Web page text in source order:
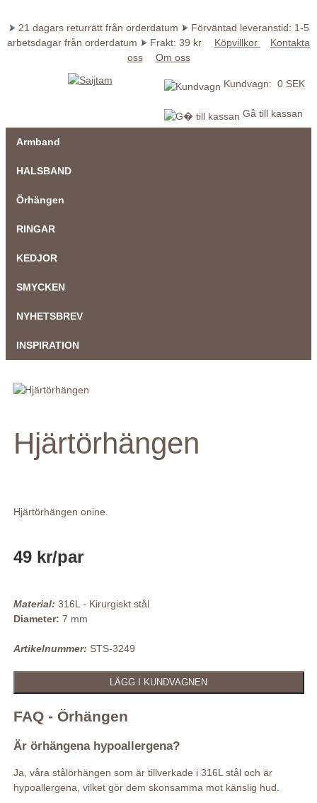
21 dagars returrätt från orderdatum
Förväntad leveranstid: 1-5
arbetsdagar från orderdatum
Frakt: 39 kr Köpvillkor
Kontakta
oss
Om oss
Kundvagn: 0 SEK
Gå till kassan
Armband
HALSBAND
Örhängen
RINGAR
KEDJOR
SMYCKEN
NYHETSBREV
INSPIRATION
Hjärtörhängen
Hjärtörhängen onine.
49 kr/par
Material: 316L - Kirurgiskt stål
Diameter: 7 mm
Artikelnummer: STS-3249
FAQ - Örhängen
Är örhängena hypoallergena?
Ja, våra stålörhängen som är tillverkade i 316L stål och är
hypoallergena, vilket gör dem skonsamma mot känslig hud.